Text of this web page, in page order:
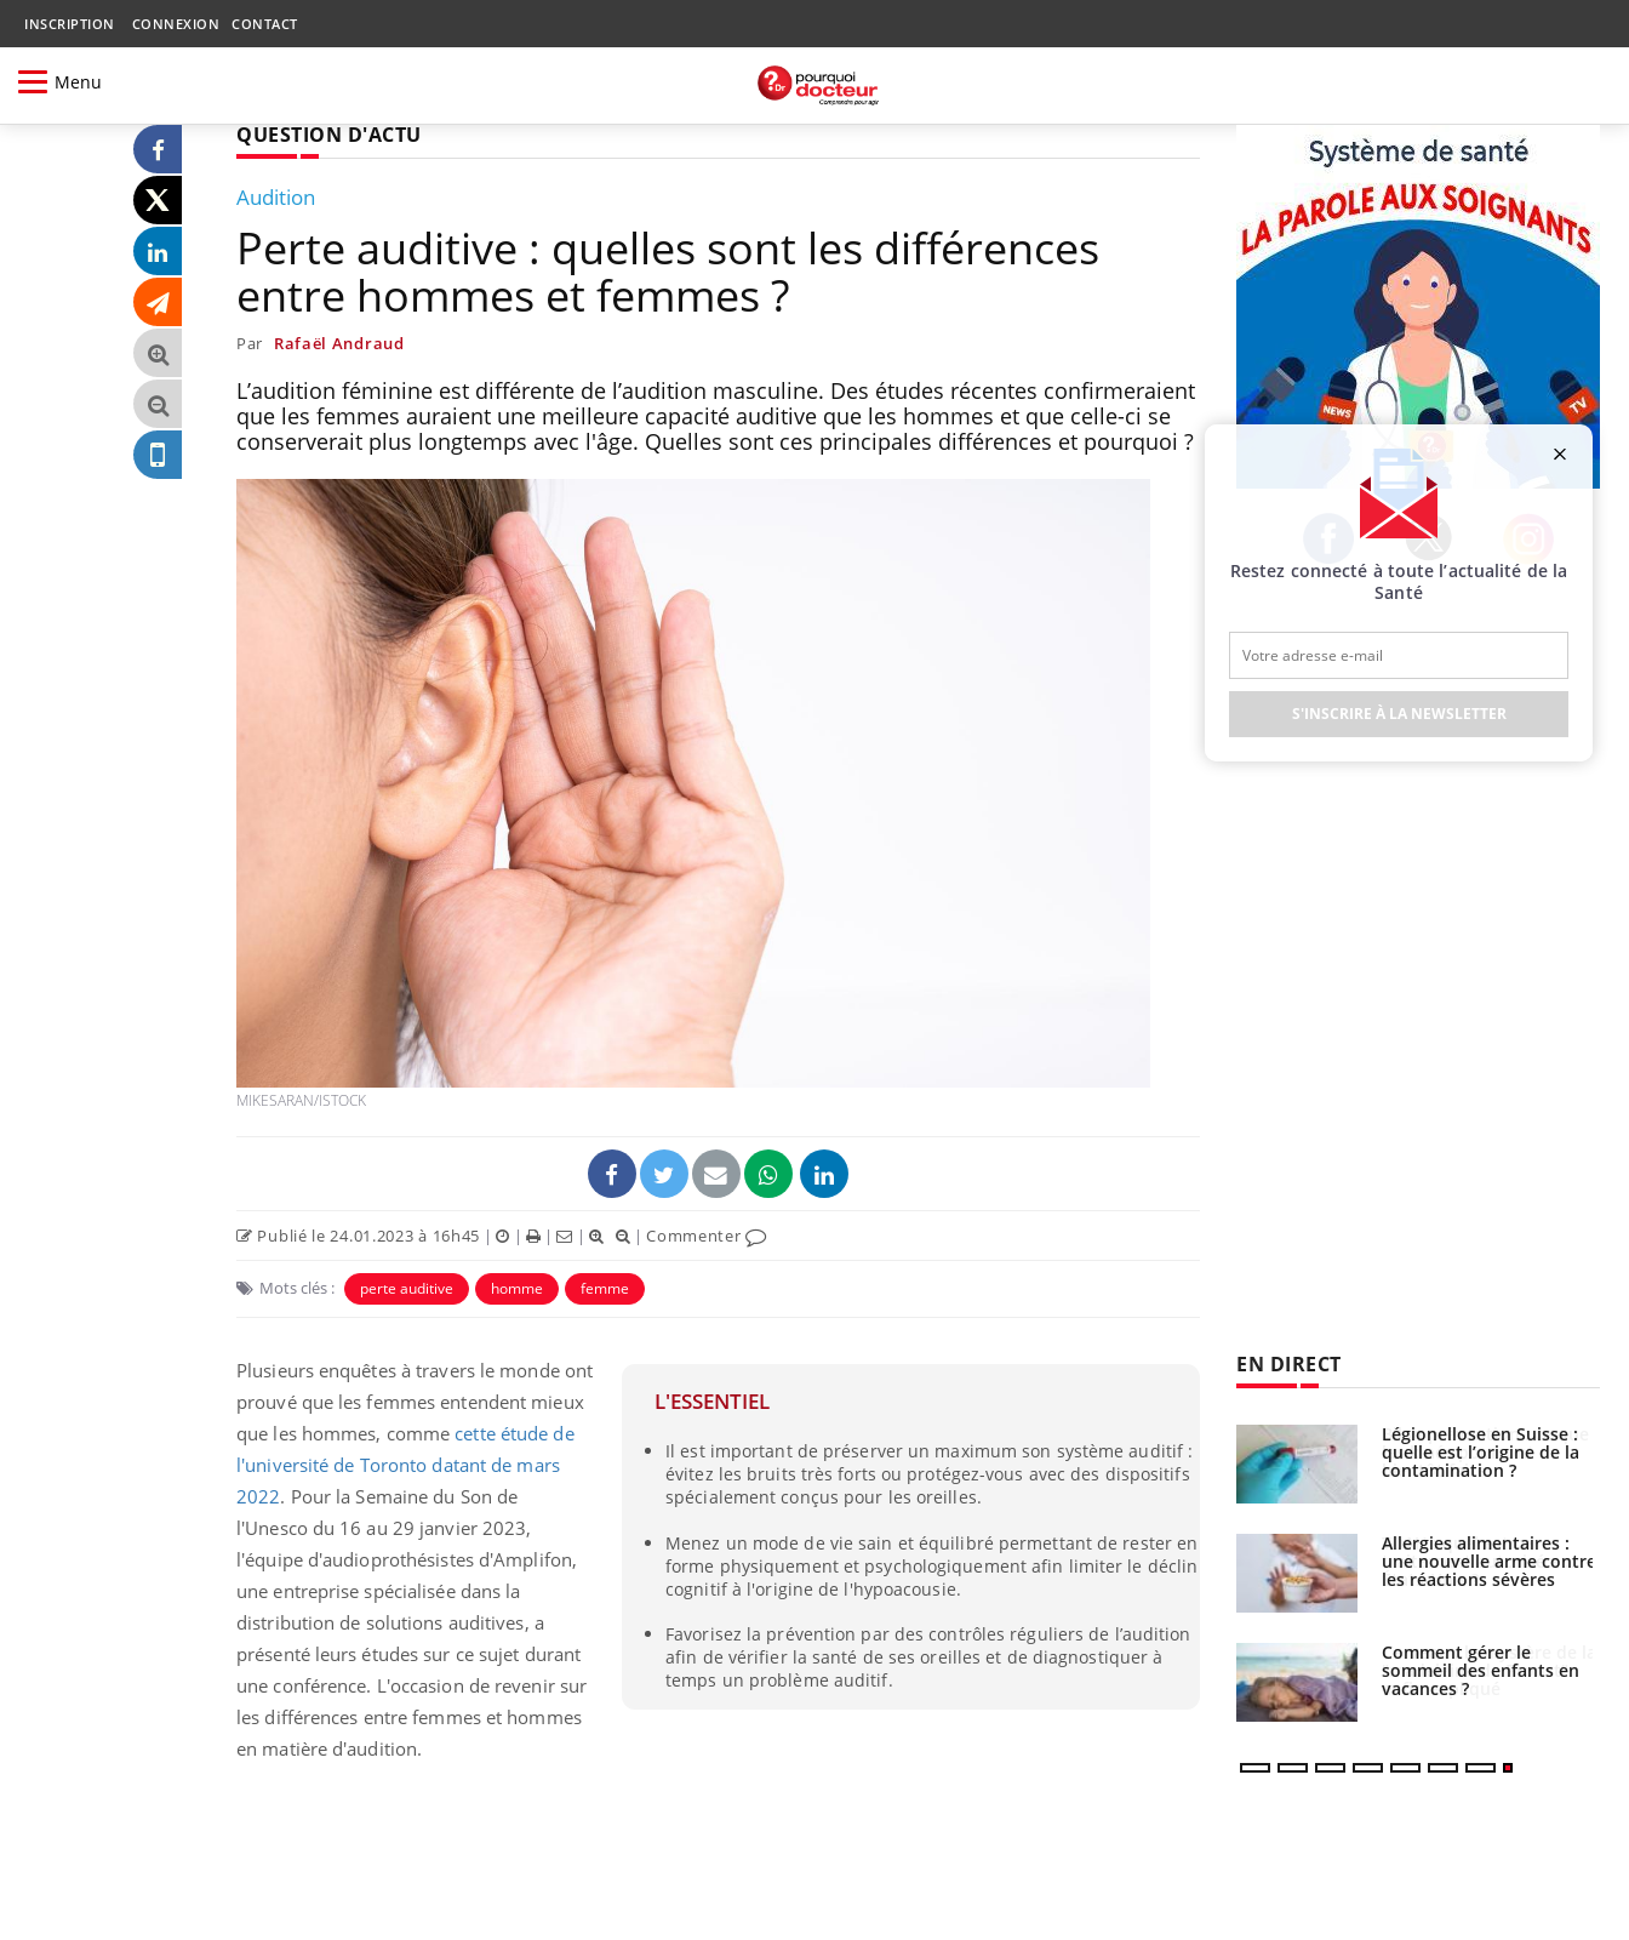
INSCRIPTION CONNEXION CONTACT
Menu
QUESTION D'ACTU
Audition
Perte auditive : quelles sont les différences
entre hommes et femmes ?
Par Rafaël Andraud
L’audition féminine est différente de l’audition masculine. Des études récentes confirmeraient
que les femmes auraient une meilleure capacité auditive que les hommes et que celle-ci se
conserverait plus longtemps avec l'âge. Quelles sont ces principales différences et pourquoi ?
MIKESARAN/ISTOCK
Publié le 24.01.2023 à 16h45 | | | | |Commenter
Mots clés : perte auditive homme femme
L'ESSENTIEL
Il est important de préserver un maximum son système auditif :
évitez les bruits très forts ou protégez-vous avec des dispositifs
spécialement conçus pour les oreilles.
Menez un mode de vie sain et équilibré permettant de rester en
forme physiquement et psychologiquement afin limiter le déclin
cognitif à l'origine de l'hypoacousie.
Favorisez la prévention par des contrôles réguliers de l’audition
afin de vérifier la santé de ses oreilles et de diagnostiquer à
temps un problème auditif.
Plusieurs enquêtes à travers le monde ont
prouvé que les femmes entendent mieux
que les hommes, comme cette étude de
l'université de Toronto datant de mars
2022. Pour la Semaine du Son de
l'Unesco du 16 au 29 janvier 2023,
l'équipe d'audioprothésistes d'Amplifon,
une entreprise spécialisée dans la
distribution de solutions auditives, a
présenté leurs études sur ce sujet durant
une conférence. L'occasion de revenir sur
les différences entre femmes et hommes
en matière d'audition.
Facebook Twitter Instagram
EN DIRECT
Le Viagra pourrait-il
cancer ?
Pourquoi manger moins
de protéines pourrait
finalement être bénéfique
Grossesse et chaleur : ce
l'apprentissage de la
lecture ?
Mordue par une tique en
vacances, elle reste dans
le coma pendant 42 jours
Mordue par un
barracuda, une petite fille
secourue grâce à un
quelle est l’origine de la
contamination ?
Allergies alimentaires :
une nouvelle arme contre
les réactions sévères
Comment gérer le
sommeil des enfants en
Bilan prévention : ce que
les kinés pourront
bientôt faire
TDAH : quel est ce
traitement autorisé aux
États-Unis ?
Cerveau : le mystère de la
"madeleine de Proust"
enfin expliqué
Restez connecté à toute l’actualité de la
Santé
S'INSCRIRE À LA NEWSLETTER